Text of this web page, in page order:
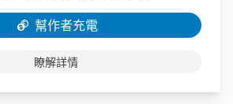
幫作者充電
瞭解詳情